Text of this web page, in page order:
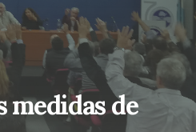
medidas de